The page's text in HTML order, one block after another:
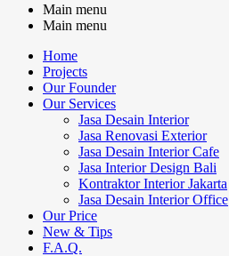
Main menu
Main menu
Home
Projects
Our Founder
Our Services
Jasa Desain Interior
Jasa Renovasi Exterior
Jasa Desain Interior Cafe
Jasa Interior Design Bali
Kontraktor Interior Jakarta
Jasa Desain Interior Office
Our Price
New & Tips
F.A.Q.